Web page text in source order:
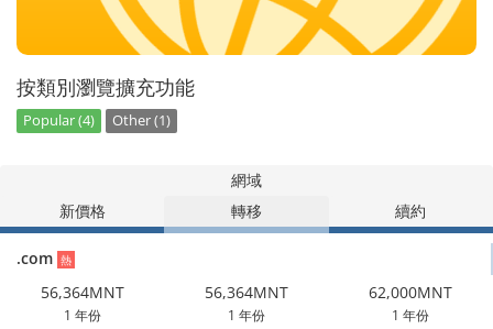
按類別瀏覽擴充功能
Popular (4) Other (1)
網域
新價格
轉移 續約
.com 熱
56,364MNT
1 年份
56,364MNT
1 年份
62,000MNT
1 年份